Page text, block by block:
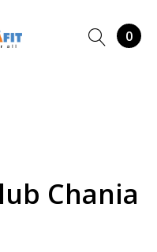
0
Chania